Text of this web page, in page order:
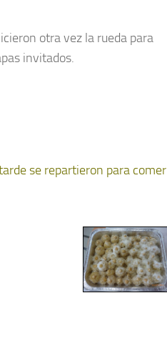
otra vez la rueda para
invitados.
se repartieron para comer